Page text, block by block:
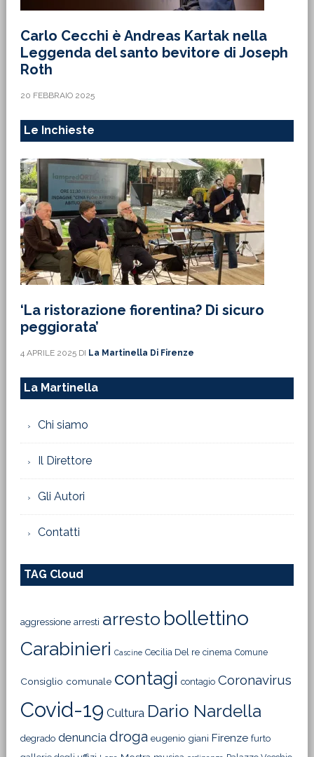
Carlo Cecchi è Andreas Kartak nella
Leggenda del santo bevitore di Joseph
Roth
20 FEBBRAIO 2025
Le Inchieste
‘La ristorazione fiorentina? Di sicuro
peggiorata’
4 APRILE 2025DI La Martinella Di Firenze
La Martinella
Chi siamo
Il Direttore
Gli Autori
Contatti
TAG Cloud
aggressione arresti arresto bollettino
Carabinieri Cascine Cecilia Del re cinema Comune
Consiglio comunale contagi contagio Coronavirus
Covid-19 Cultura Dario Nardella
degrado denuncia droga eugenio giani Firenze furto